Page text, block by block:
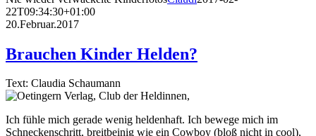
22T09:34:30+01:00
20.Februar.2017
Brauchen Kinder Helden?
Text: Claudia Schaumann
Ich fühle mich gerade wenig heldenhaft. Ich bewege mich im
Schneckenschritt, breitbeinig wie ein Cowboy (bloß nicht in cool),